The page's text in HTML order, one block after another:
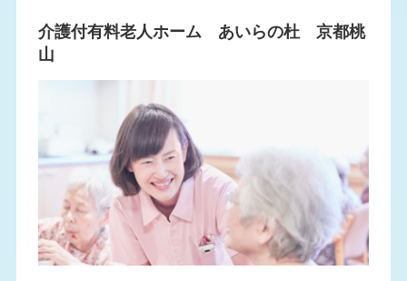
介護付有料老人ホーム あいらの杜 京都桃
山